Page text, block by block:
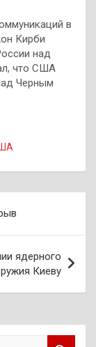
в
Кирби
над
что США
Черным
ядерного
Киеву